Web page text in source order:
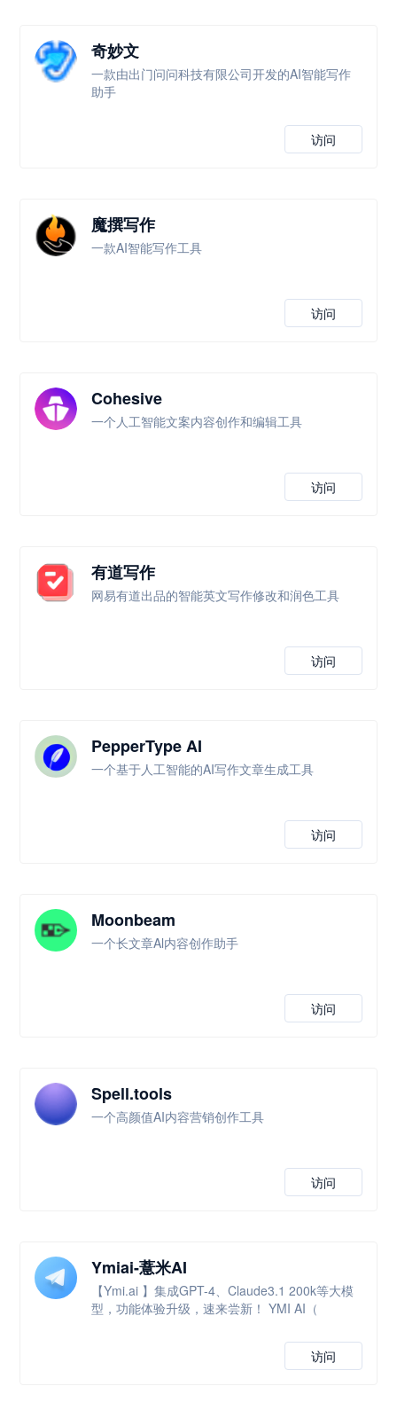
奇妙文
一款由出门问问科技有限公司开发的AI智能写作
助手
访问
魔撰写作
一款AI智能写作工具
访问
Cohesive
一个人工智能文案内容创作和编辑工具
访问
有道写作
网易有道出品的智能英文写作修改和润色工具
访问
PepperType AI
一个基于人工智能的AI写作文章生成工具
访问
Moonbeam
一个长文章Al内容创作助手
访问
Spell.tools
一个高颜值AI内容营销创作工具
访问
Ymiai-薏米AI
【Ymi.ai 】集成GPT-4、Claude3.1 200k等大模
型，功能体验升级，速来尝新！ YMI AI（
访问